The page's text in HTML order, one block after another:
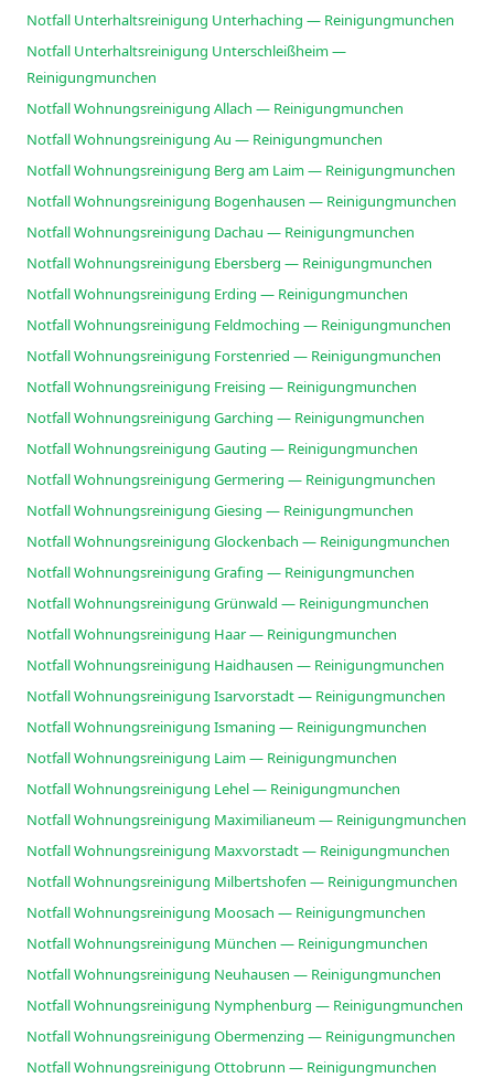
Notfall Unterhaltsreinigung Unterhaching — Reinigungmunchen
Notfall Unterhaltsreinigung Unterschleißheim —
Reinigungmunchen
Notfall Wohnungsreinigung Allach — Reinigungmunchen
Notfall Wohnungsreinigung Au — Reinigungmunchen
Notfall Wohnungsreinigung Berg am Laim — Reinigungmunchen
Notfall Wohnungsreinigung Bogenhausen — Reinigungmunchen
Notfall Wohnungsreinigung Dachau — Reinigungmunchen
Notfall Wohnungsreinigung Ebersberg — Reinigungmunchen
Notfall Wohnungsreinigung Erding — Reinigungmunchen
Notfall Wohnungsreinigung Feldmoching — Reinigungmunchen
Notfall Wohnungsreinigung Forstenried — Reinigungmunchen
Notfall Wohnungsreinigung Freising — Reinigungmunchen
Notfall Wohnungsreinigung Garching — Reinigungmunchen
Notfall Wohnungsreinigung Gauting — Reinigungmunchen
Notfall Wohnungsreinigung Germering — Reinigungmunchen
Notfall Wohnungsreinigung Giesing — Reinigungmunchen
Notfall Wohnungsreinigung Glockenbach — Reinigungmunchen
Notfall Wohnungsreinigung Grafing — Reinigungmunchen
Notfall Wohnungsreinigung Grünwald — Reinigungmunchen
Notfall Wohnungsreinigung Haar — Reinigungmunchen
Notfall Wohnungsreinigung Haidhausen — Reinigungmunchen
Notfall Wohnungsreinigung Isarvorstadt — Reinigungmunchen
Notfall Wohnungsreinigung Ismaning — Reinigungmunchen
Notfall Wohnungsreinigung Laim — Reinigungmunchen
Notfall Wohnungsreinigung Lehel — Reinigungmunchen
Notfall Wohnungsreinigung Maximilianeum — Reinigungmunchen
Notfall Wohnungsreinigung Maxvorstadt — Reinigungmunchen
Notfall Wohnungsreinigung Milbertshofen — Reinigungmunchen
Notfall Wohnungsreinigung Moosach — Reinigungmunchen
Notfall Wohnungsreinigung München — Reinigungmunchen
Notfall Wohnungsreinigung Neuhausen — Reinigungmunchen
Notfall Wohnungsreinigung Nymphenburg — Reinigungmunchen
Notfall Wohnungsreinigung Obermenzing — Reinigungmunchen
Notfall Wohnungsreinigung Ottobrunn — Reinigungmunchen